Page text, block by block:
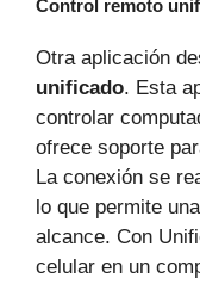
Control remoto
Otra aplicación
unificado. Esta
controlar
ofrece soporte
La conexión se
lo que permite
alcance. Con
celular en un